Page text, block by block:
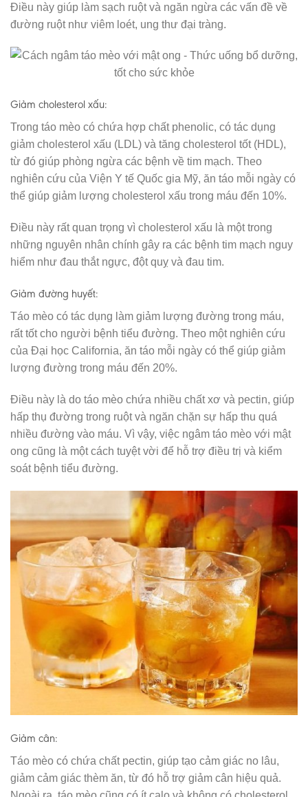
Điều này giúp làm sạch ruột và ngăn ngừa các vấn đề về
đường ruột như viêm loét, ung thư đại tràng.
Giảm cholesterol xấu:
Trong táo mèo có chứa hợp chất phenolic, có tác dụng
giảm cholesterol xấu (LDL) và tăng cholesterol tốt (HDL),
từ đó giúp phòng ngừa các bệnh về tim mạch. Theo
nghiên cứu của Viện Y tế Quốc gia Mỹ, ăn táo mỗi ngày có
thể giúp giảm lượng cholesterol xấu trong máu đến 10%.
Điều này rất quan trọng vì cholesterol xấu là một trong
những nguyên nhân chính gây ra các bệnh tim mạch nguy
hiểm như đau thắt ngực, đột quỵ và đau tim.
Giảm đường huyết:
Táo mèo có tác dụng làm giảm lượng đường trong máu,
rất tốt cho người bệnh tiểu đường. Theo một nghiên cứu
của Đại học California, ăn táo mỗi ngày có thể giúp giảm
lượng đường trong máu đến 20%.
Điều này là do táo mèo chứa nhiều chất xơ và pectin, giúp
hấp thụ đường trong ruột và ngăn chặn sự hấp thu quá
nhiều đường vào máu. Vì vậy, việc ngâm táo mèo với mật
ong cũng là một cách tuyệt vời để hỗ trợ điều trị và kiểm
soát bệnh tiểu đường.
Giảm cân:
Táo mèo có chứa chất pectin, giúp tạo cảm giác no lâu,
giảm cảm giác thèm ăn, từ đó hỗ trợ giảm cân hiệu quả.